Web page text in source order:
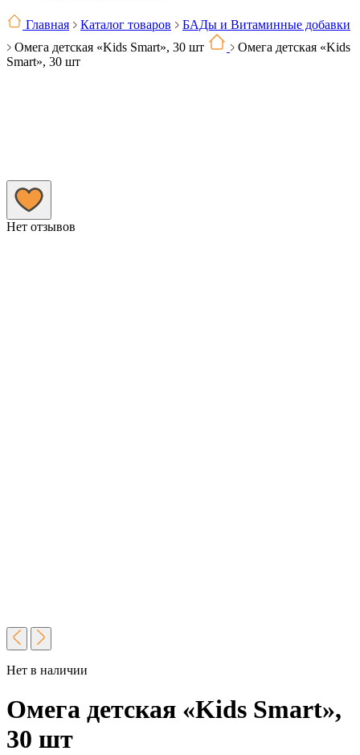
Главная Каталог товаров
БАДы и Витаминные добавки
Омега детская «Kids Smart», 30 шт
Омега детская «Kids
Smart», 30 шт
Нет отзывов
Нет в наличии
Омега детская «Kids Smart»,
30 шт